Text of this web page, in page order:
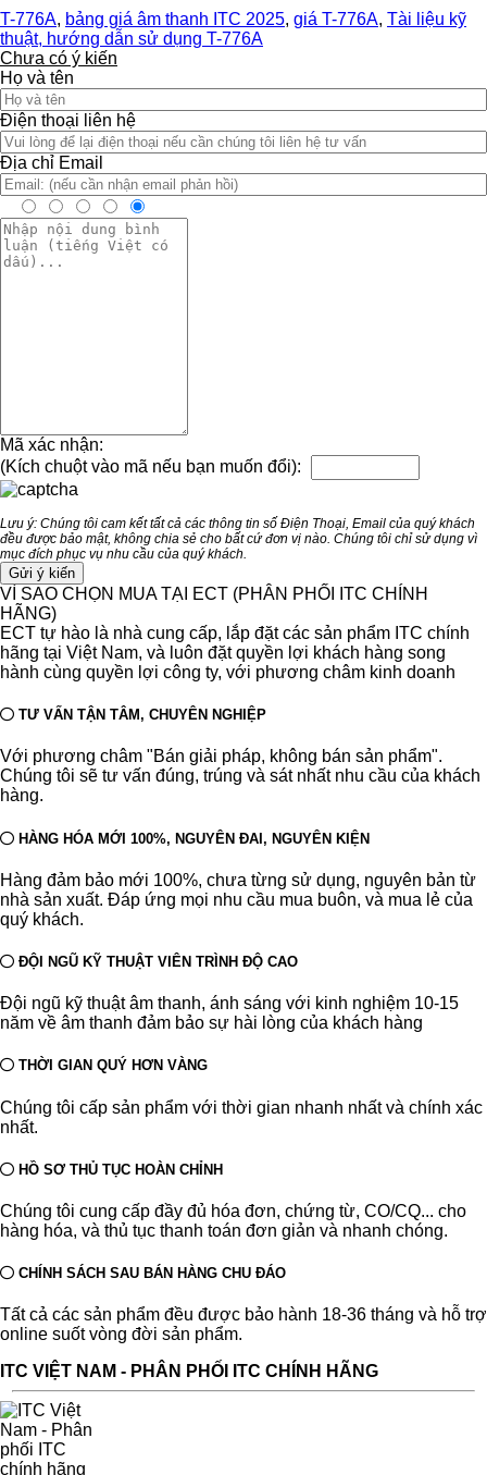
T-776A, bảng giá âm thanh ITC 2025, giá T-776A, Tài liệu kỹ
thuật, hướng dẫn sử dụng T-776A
Chưa có ý kiến
Họ và tên
Điện thoại liên hệ
Địa chỉ Email
Mã xác nhận:
(Kích chuột vào mã nếu bạn muốn đổi):
Lưu ý: Chúng tôi cam kết tất cả các thông tin số Điện Thoại, Email của quý khách
đều được bảo mật, không chia sẻ cho bất cứ đơn vị nào. Chúng tôi chỉ sử dụng vì
mục đích phục vụ nhu cầu của quý khách.
VÌ SAO CHỌN MUA TẠI ECT (PHÂN PHỐI ITC CHÍNH
HÃNG)
ECT tự hào là nhà cung cấp, lắp đặt các sản phẩm ITC chính
hãng tại Việt Nam, và luôn đặt quyền lợi khách hàng song
hành cùng quyền lợi công ty, với phương châm kinh doanh
TƯ VẤN TẬN TÂM, CHUYÊN NGHIỆP
Với phương châm "Bán giải pháp, không bán sản phẩm".
Chúng tôi sẽ tư vấn đúng, trúng và sát nhất nhu cầu của khách
hàng.
HÀNG HÓA MỚI 100%, NGUYÊN ĐAI, NGUYÊN KIỆN
Hàng đảm bảo mới 100%, chưa từng sử dụng, nguyên bản từ
nhà sản xuất. Đáp ứng mọi nhu cầu mua buôn, và mua lẻ của
quý khách.
ĐỘI NGŨ KỸ THUẬT VIÊN TRÌNH ĐỘ CAO
Đội ngũ kỹ thuật âm thanh, ánh sáng với kinh nghiệm 10-15
năm về âm thanh đảm bảo sự hài lòng của khách hàng
THỜI GIAN QUÝ HƠN VÀNG
Chúng tôi cấp sản phẩm với thời gian nhanh nhất và chính xác
nhất.
HỒ SƠ THỦ TỤC HOÀN CHỈNH
Chúng tôi cung cấp đầy đủ hóa đơn, chứng từ, CO/CQ... cho
hàng hóa, và thủ tục thanh toán đơn giản và nhanh chóng.
CHÍNH SÁCH SAU BÁN HÀNG CHU ĐÁO
Tất cả các sản phẩm đều được bảo hành 18-36 tháng và hỗ trợ
online suốt vòng đời sản phẩm.
ITC VIỆT NAM - PHÂN PHỐI ITC CHÍNH HÃNG